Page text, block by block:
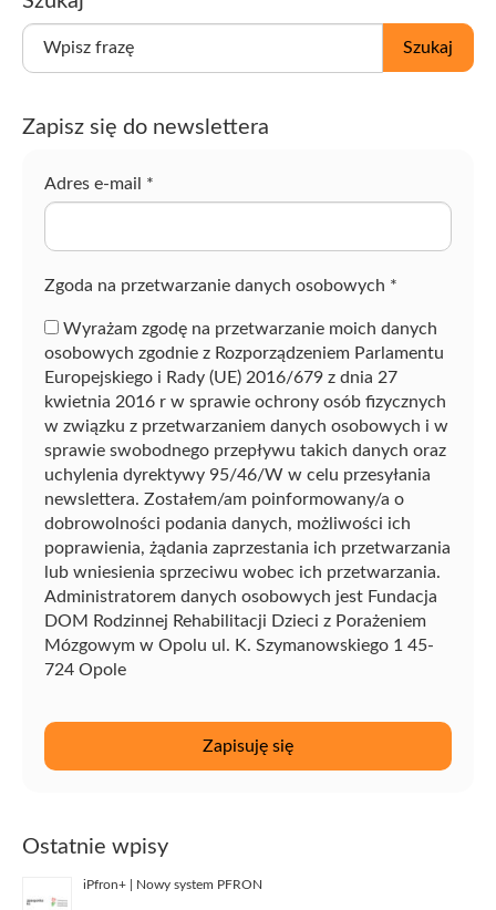
W
z
Szukaj
Zapisz się do newslettera
Adres e-mail *
Zgoda na przetwarzanie danych osobowych *
Wyrażam zgodę na przetwarzanie moich danych
osobowych zgodnie z Rozporządzeniem Parlamentu
Europejskiego i Rady (UE) 2016/679 z dnia 27
kwietnia 2016 r w sprawie ochrony osób fizycznych
w związku z przetwarzaniem danych osobowych i w
sprawie swobodnego przepływu takich danych oraz
uchylenia dyrektywy 95/46/W w celu przesyłania
newslettera. Zostałem/am poinformowany/a o
dobrowolności podania danych, możliwości ich
poprawienia, żądania zaprzestania ich przetwarzania
lub wniesienia sprzeciwu wobec ich przetwarzania.
Administratorem danych osobowych jest Fundacja
DOM Rodzinnej Rehabilitacji Dzieci z Porażeniem
Mózgowym w Opolu ul. K. Szymanowskiego 1 45-
724 Opole
Ostatnie wpisy
iPfron+ | Nowy system PFRON